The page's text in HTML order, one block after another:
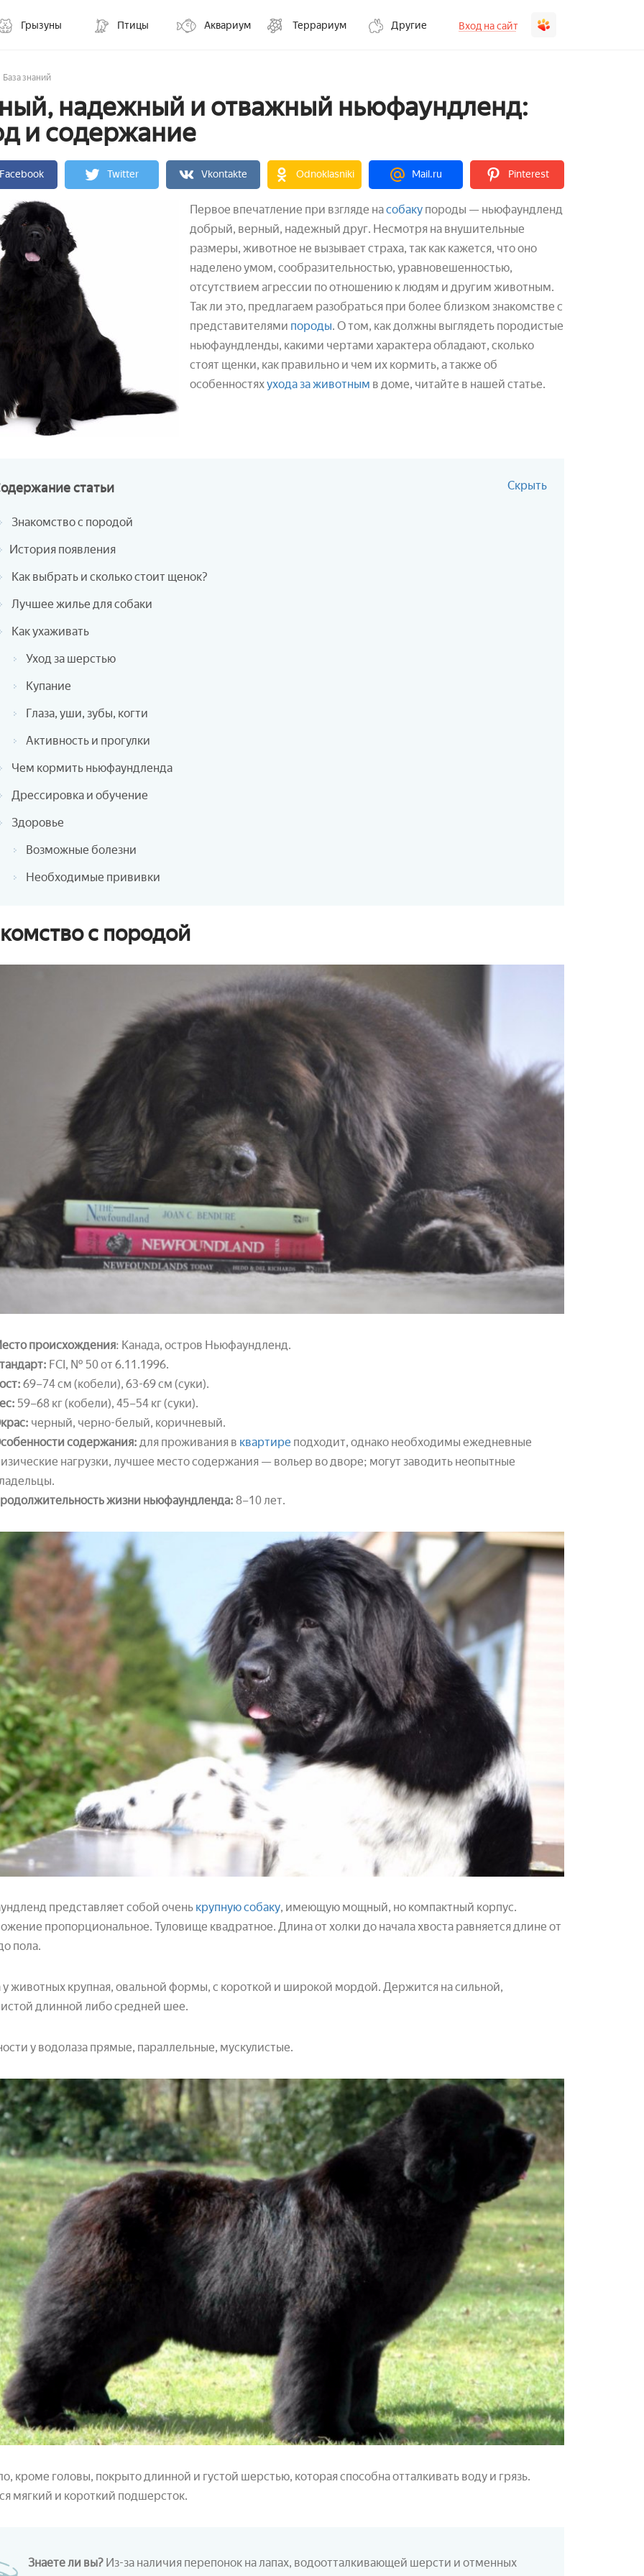
Грызуны Птицы Аквариум Террариум Другие Вход на сайт
База знаний
надежный и отважный ньюфаундленд:
и содержание
Twitter Vkontakte Odnoklasniki Mail.ru Pinterest
Первое впечатление при взгляде насобаку породы — ньюфаундленд
добрый, верный, надежный друг. Несмотря на внушительные
размеры, животное не вызывает страха, так как кажется, что оно
наделено умом, сообразительностью, уравновешенностью,
отсутствием агрессии по отношению к людям и другим животным.
Так ли это, предлагаем разобраться при более близком знакомстве с
представителями породы. О том, как должны выглядеть породистые
ньюфаундленды, какими чертами характера обладают, сколько
стоят щенки, как правильно и чем их кормить, а также об
особенностяхухода за животным в доме, читайте в нашей статье.
статьи Скрыть
Знакомство с породой
История появления
Как выбрать и сколько стоит щенок?
Лучшее жилье для собаки
Как ухаживать
Уход за шерстью
Купание
Глаза, уши, зубы, когти
Активность и прогулки
Чем кормить ньюфаундленда
Дрессировка и обучение
Здоровье
Возможные болезни
Необходимые прививки
с породой
происхождения: Канада, остров Ньюфаундленд.
FCI, № 50 от 6.11.1996.
69–74 см (кобели), 63-69 см (суки).
59–68 кг (кобели), 45–54 кг (суки).
черный, черно-белый, коричневый.
содержания: для проживания в квартире подходит, однако необходимы ежедневные
нагрузки, лучшее место содержания — вольер во дворе; могут заводить неопытные
жизни ньюфаундленда: 8–10 лет.
представляет собой очень крупную собаку, имеющую мощный, но компактный корпус.
пропорциональное. Туловище квадратное. Длина от холки до начала хвоста равняется длине от
пола.
у животных крупная, овальной формы, с короткой и широкой мордой. Держится на сильной,
длинной либо средней шее.
у водолаза прямые, параллельные, мускулистые.
кроме головы, покрыто длинной и густой шерстью, которая способна отталкивать воду и грязь.
мягкий и короткий подшерсток.
Знаете ли вы? Из-за наличия перепонок на лапах, водоотталкивающей шерсти и отменных